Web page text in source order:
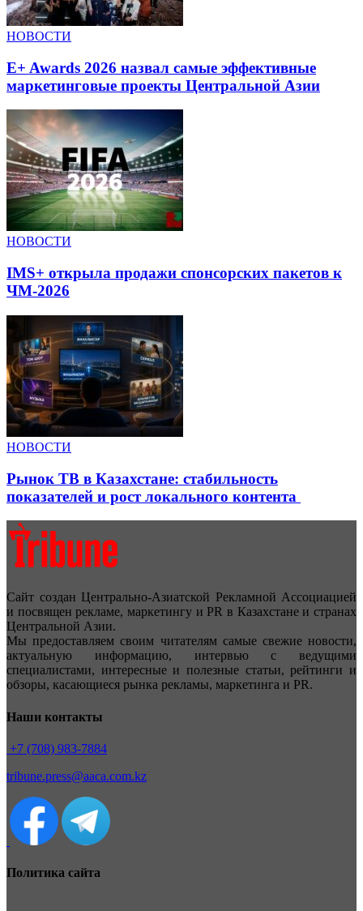
НОВОСТИ
E+ Awards 2026 назвал самые эффективные
маркетинговые проекты Центральной Азии
НОВОСТИ
IMS+ открыла продажи спонсорских пакетов к
ЧМ-2026
НОВОСТИ
Рынок ТВ в Казахстане: стабильность
показателей и рост локального контента
Сайт создан Центрально-Азиатской Рекламной Ассоциацией
и посвящен рекламе, маркетингу и PR в Казахстане и странах
Центральной Азии.
Мы предоставляем своим читателям самые свежие новости,
актуальную информацию, интервью с ведущими
специалистами, интересные и полезные статьи, рейтинги и
обзоры, касающиеся рынка рекламы, маркетинга и PR.
Наши контакты
+7 (708) 983-7884
tribune.press@aaca.com.kz
Политика сайта